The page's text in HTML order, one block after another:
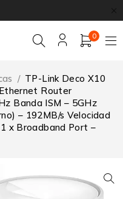
0
/ TP-Link Deco X10
Router
Banda ISM – 5GHz
– 192MB/s Velocidad
x Broadband Port –